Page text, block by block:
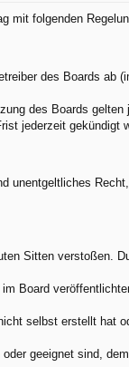
mit folgenden
des Boards ab
des Boards
jederzeit gekündigt
Sitten verstoßen.
Board
selbst erstellt hat
geeignet sind,